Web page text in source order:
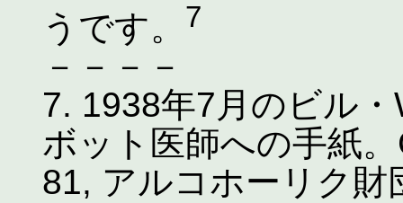
うです。
7
－－－－
7. 1938年7月のビル
ボット医師への手紙
81, アルコホーリク財